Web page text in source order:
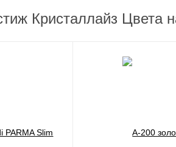
Кристаллайз Цвета